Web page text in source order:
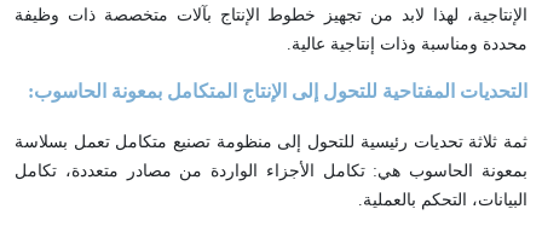
الإنتاجية، لهذا لابد من تجهيز خطوط الإنتاج بآلات متخصصة ذات وظيفة
محددة ومناسبة وذات إنتاجية عالية.
التحديات المفتاحية للتحول إلى الإنتاج المتكامل بمعونة الحاسوب:
ثمة ثلاثة تحديات رئيسية للتحول إلى منظومة تصنيع متكامل تعمل بسلاسة
بمعونة الحاسوب هي: تكامل الأجزاء الواردة من مصادر متعددة، تكامل
البيانات، التحكم بالعملية.